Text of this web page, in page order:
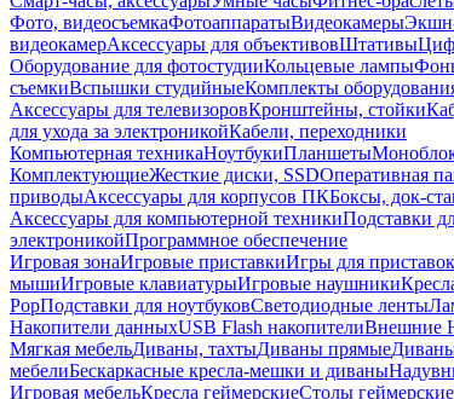
Фото, видеосъемкаФотоаппаратыВидеокамеры
видеокамерАксессуары для объективовШтативы
Оборудование для фотостудииКольцевые лампы
съемкиВспышки студийныеКомплекты
Аксессуары для телевизоровКронштейны, стойки
для ухода за электроникойКабели, переходники
Компьютерная техникаНоутбукиПланшеты
КомплектующиеЖесткие диски, SSDОперативная
приводыАксессуары для корпусов ПКБоксы, док-
Аксессуары для компьютерной техникиПодставки
электроникойПрограммное обеспечение
Игровая зонаИгровые приставкиИгры для приставок
мышиИгровые клавиатурыИгровые наушники
PopПодставки для ноутбуковСветодиодные ленты
Накопители данныхUSB Flash накопителиВнешние
Мягкая мебельДиваны, тахтыДиваны прямые
мебелиБескаркасные кресла-мешки и диваны
Игровая мебельКресла геймерскиеСтолы геймерские